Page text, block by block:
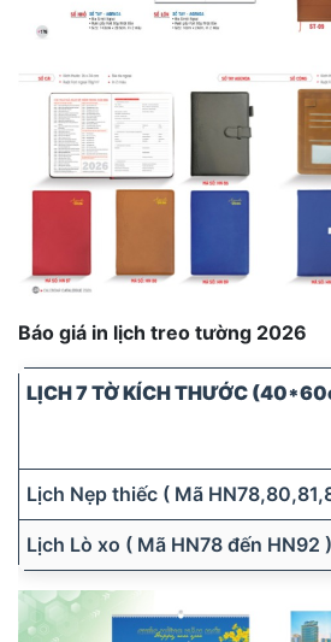
Báo giá in lịch treo tường 2026
LỊCH 7 TỜ KÍCH THƯỚC
Lịch Nẹp thiếc ( Mã
Lịch Lò xo ( Mã HN78 đến HN92 )